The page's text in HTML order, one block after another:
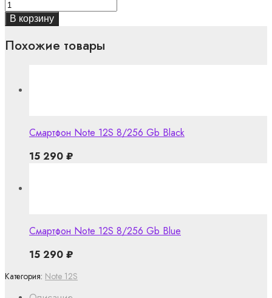
В корзину
Категория: Note 12S
Похожие товары
Смартфон Note 12S 8/256 Gb Black
15 290 ₽
Смартфон Note 12S 8/256 Gb Blue
15 290 ₽